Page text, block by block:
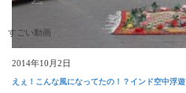
すごい動画
2014年10月2日
えぇ！こんな風になってたの！？インド空中浮